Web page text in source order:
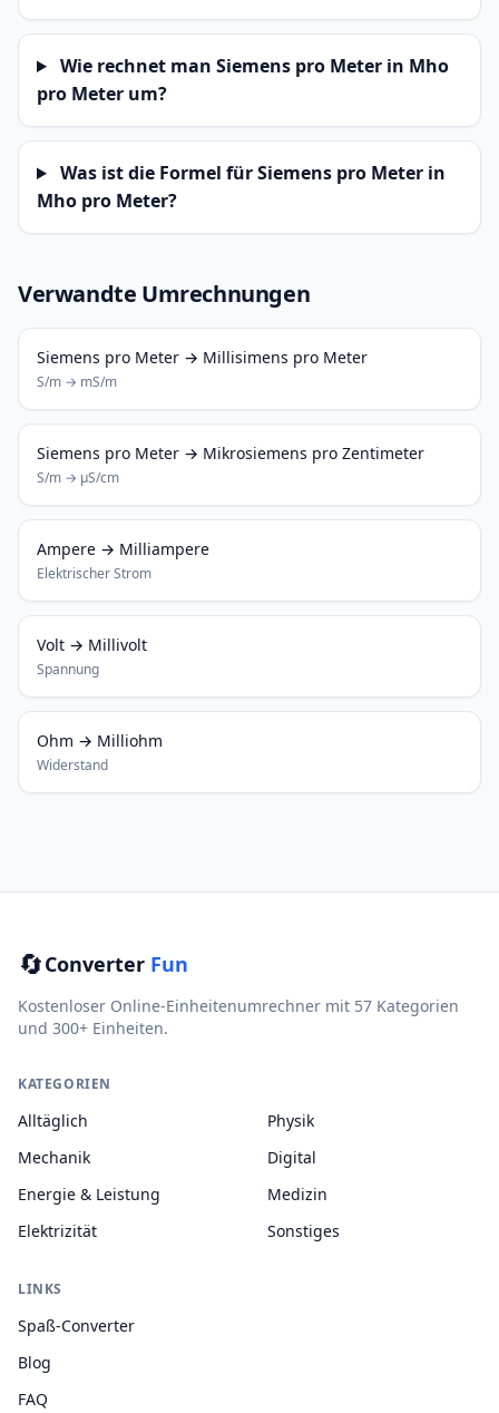
Wie rechnet man Siemens pro Meter in Mho
pro Meter um?
Was ist die Formel für Siemens pro Meter in
Mho pro Meter?
Verwandte Umrechnungen
Siemens pro Meter → Millisimens pro Meter
S/m → mS/m
Siemens pro Meter → Mikrosiemens pro Zentimeter
S/m → μS/cm
Ampere → Milliampere
Elektrischer Strom
Volt → Millivolt
Spannung
Ohm → Milliohm
Widerstand
🔄Converter Fun
Kostenloser Online-Einheitenumrechner mit 57 Kategorien
und 300+ Einheiten.
KATEGORIEN
Alltäglich
Mechanik
Energie & Leistung
Elektrizität
Physik
Digital
Medizin
Sonstiges
LINKS
Spaß-Converter
Blog
FAQ